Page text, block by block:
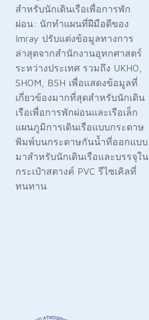
สำหรับนักเดินเรือเพื่อการพัก
ผ่อน: นักทำแผนที่ฝีมือดีของ
Imray ปรับแต่งข้อมูลทางการ
ล่าสุดจากสำนักงานอุทกศาสตร์
ระหว่างประเทศ รวมถึง UKHO,
SHOM, BSH เพื่อแสดงข้อมูลที่
เกี่ยวข้องมากที่สุดสำหรับนักเดิน
เรือเพื่อการพักผ่อนและเรือเล็ก
แผนภูมิการเดินเรือแบบกระดาษ
พิมพ์บนกระดาษกันน้ำที่ออกแบบ
มาสำหรับนักเดินเรือและบรรจุใน
กระเป๋าสตางค์ PVC รีไซเคิลที่
ทนทาน